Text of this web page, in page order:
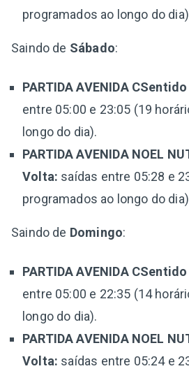
programados ao longo do
Saindo de Sábado:
PARTIDA AVENIDA
entre 05:00 e 23:05 (19
longo do dia).
PARTIDA AVENIDA NOEL
Volta: saídas entre 05:28 e
programados ao longo do
Saindo de Domingo:
PARTIDA AVENIDA
entre 05:00 e 22:35 (14
longo do dia).
PARTIDA AVENIDA NOEL
Volta: saídas entre 05:24 e